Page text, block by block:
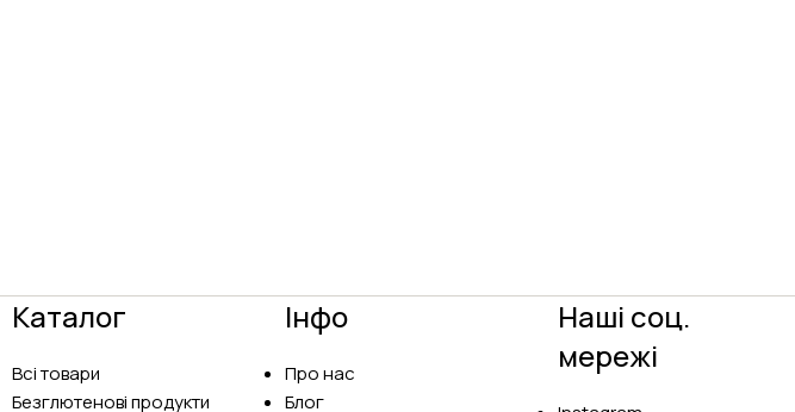
Каталог
Всі товари
Безглютенові продукти
Інфо
Про нас
Блог
Наші соц.
мережі